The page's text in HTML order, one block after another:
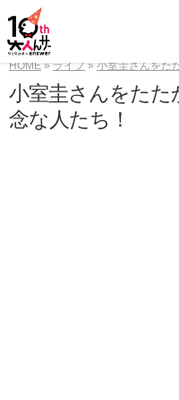
HOME ライフ 小室圭さんをた
小室圭さんをた
念な人たち！